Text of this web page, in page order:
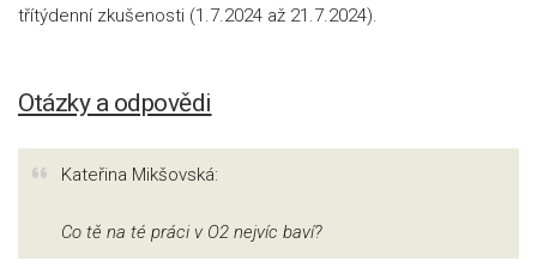
třítýdenní zkušenosti (1.7.2024 až 21.7.2024).
Otázky a odpovědi
Kateřina Mikšovská:
Co tě na té práci v O2 nejvíc baví?